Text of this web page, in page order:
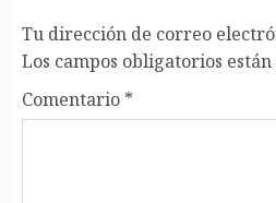
Tu dirección de correo
Los campos obligatorios
Comentario *